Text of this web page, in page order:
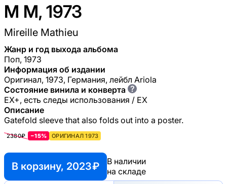
M M, 1973
Mireille Mathieu
Жанр и год выхода альбома
Поп, 1973
Информация об издании
Оригинал, 1973, Германия, лейбл Ariola
Состояние винила и конверта ?
EX+, есть следы использования / EX
Описание
Gatefold sleeve that also folds out into a poster.
2380₽ −15% ОРИГИНАЛ 1973
В корзину, 2023 ₽
В наличии
на складе